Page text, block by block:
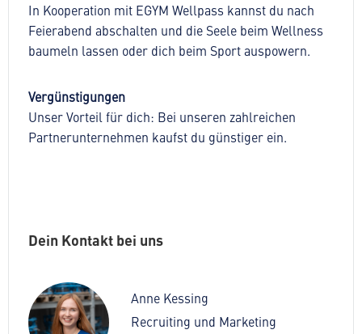
In Kooperation mit EGYM Wellpass kannst du nach
Feierabend abschalten und die Seele beim Wellness
baumeln lassen oder dich beim Sport auspowern.
Vergünstigungen
Unser Vorteil für dich: Bei unseren zahlreichen
Partnerunternehmen kaufst du günstiger ein.
Dein Kontakt bei uns
Anne Kessing
Recruiting und Marketing